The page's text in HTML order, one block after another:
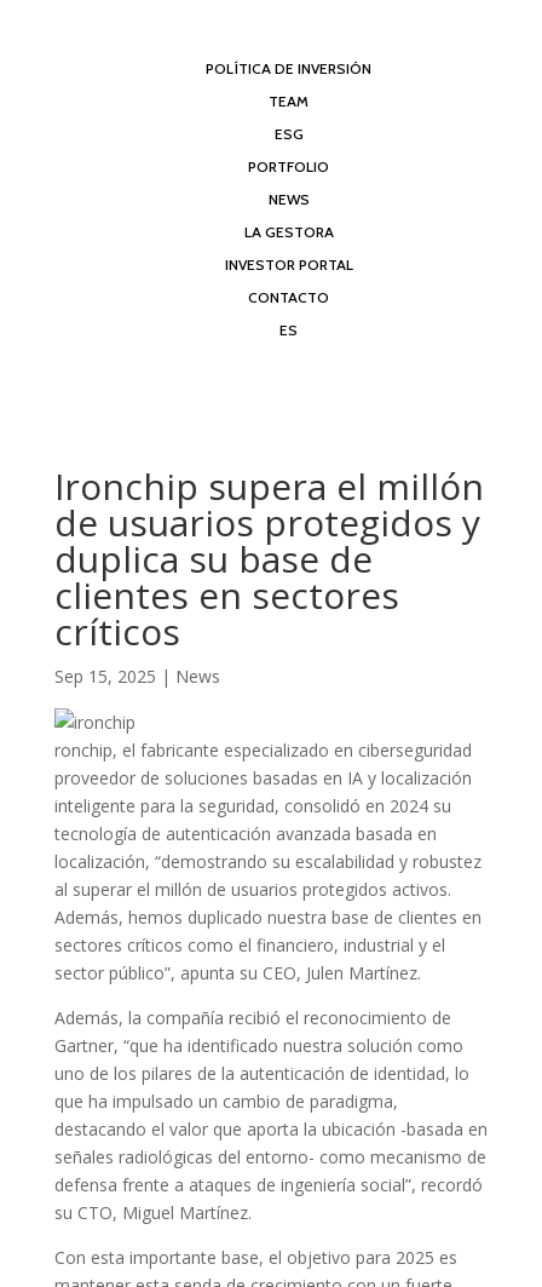
POLÍTICA DE INVERSIÓN
TEAM
ESG
PORTFOLIO
NEWS
LA GESTORA
INVESTOR PORTAL
CONTACTO
ES
Ironchip supera el millón
de usuarios protegidos y
duplica su base de
clientes en sectores
críticos
Sep 15, 2025 | News
ronchip, el fabricante especializado en ciberseguridad
proveedor de soluciones basadas en IA y localización
inteligente para la seguridad, consolidó en 2024 su
tecnología de autenticación avanzada basada en
localización, “demostrando su escalabilidad y robustez
al superar el millón de usuarios protegidos activos.
Además, hemos duplicado nuestra base de clientes en
sectores críticos como el financiero, industrial y el
sector público”, apunta su CEO, Julen Martínez.
Además, la compañía recibió el reconocimiento de
Gartner, “que ha identificado nuestra solución como
uno de los pilares de la autenticación de identidad, lo
que ha impulsado un cambio de paradigma,
destacando el valor que aporta la ubicación -basada en
señales radiológicas del entorno- como mecanismo de
defensa frente a ataques de ingeniería social”, recordó
su CTO, Miguel Martínez.
Con esta importante base, el objetivo para 2025 es